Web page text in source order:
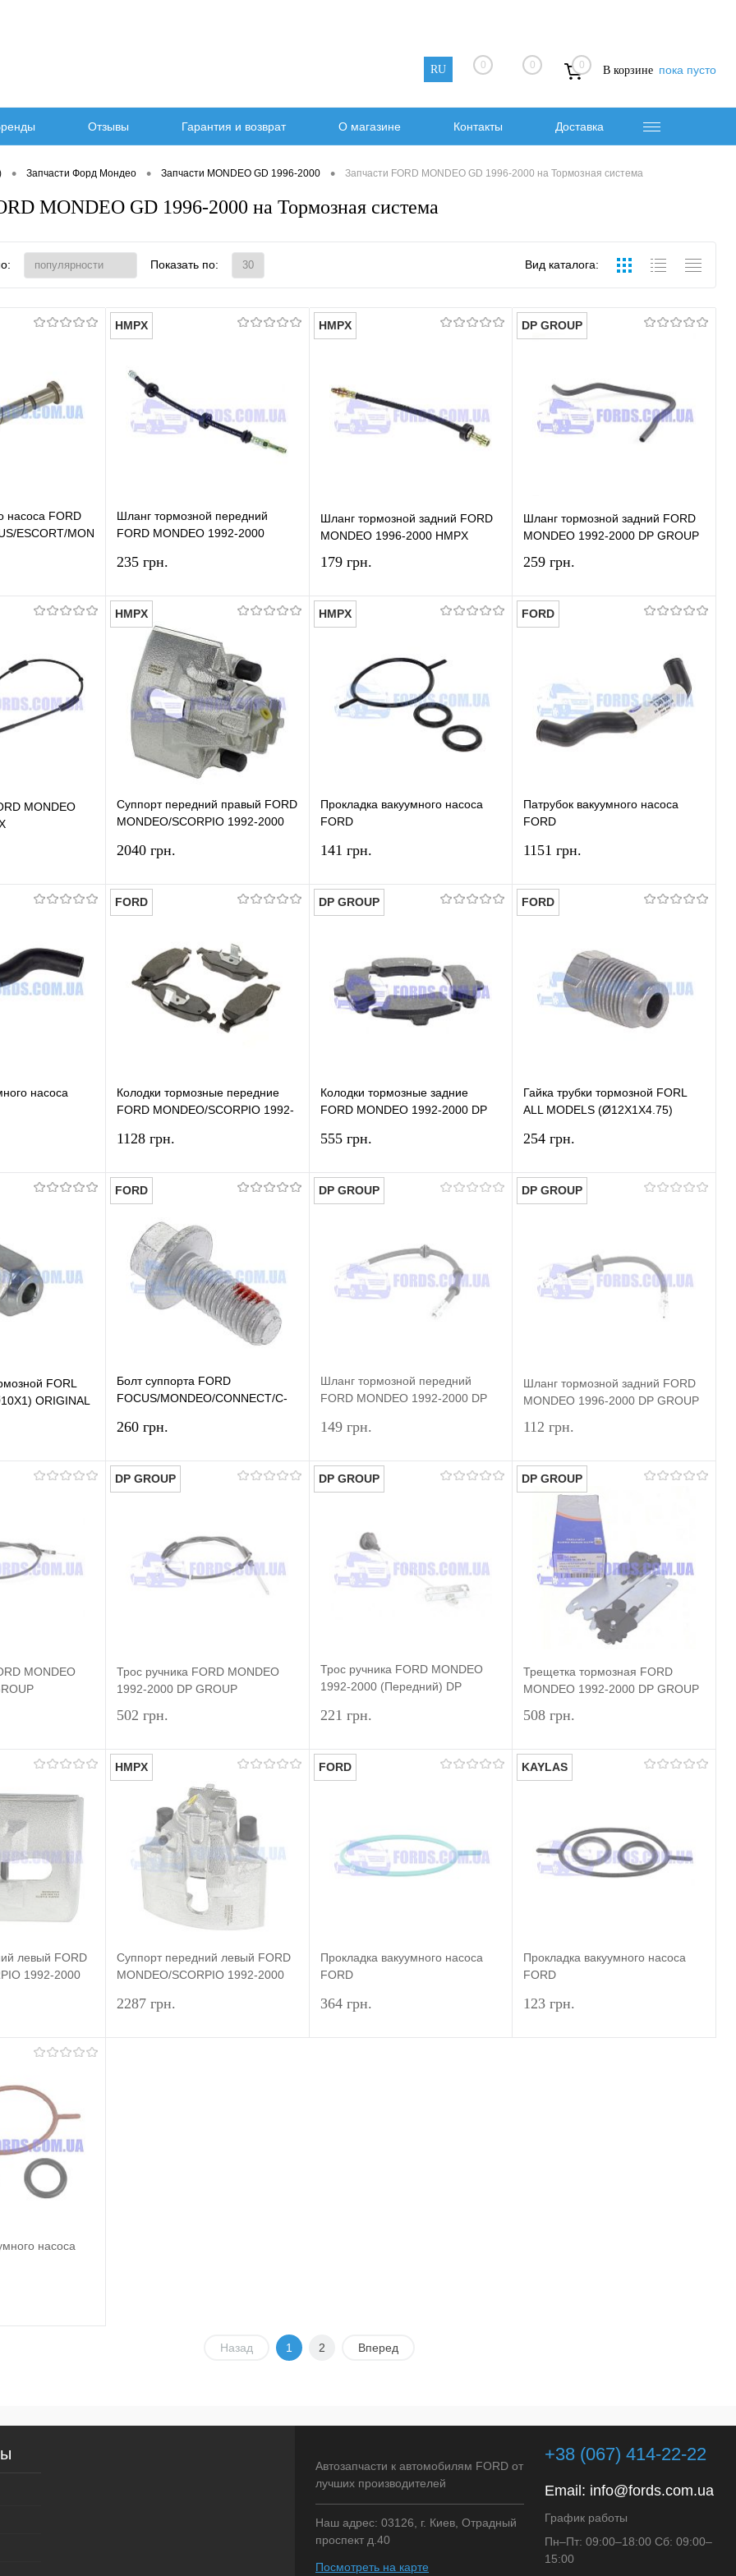
RU 0 0 0 В корзине пока пусто
Отзывы Гарантия и возврат О магазине Контакты Доставка
• Запчасти Форд Мондео • Запчасти MONDEO GD 1996-2000 • Запчасти FORD MONDEO GD 1996-2000 на Тормозная система
MONDEO GD 1996-2000 на Тормозная система
Показать по: Вид каталога:
насоса FORD
ESCORT/MONDEO/FIESTA
Сравнение
В наличии
HMPX
Шланг тормозной передний
FORD MONDEO 1992-2000
235 грн.
Купить в 1 клик Сравнение
В избранное В наличии
HMPX
Шланг тормозной задний FORD
MONDEO 1996-2000 HMPX
179 грн.
Купить в 1 клик
В избранное В наличии
DP GROUP
Шланг тормозной задний FORD
MONDEO 1992-2000 DP GROUP
259 грн.
Сравнение
В избранное В наличии
MONDEO
Сравнение
В наличии
HMPX
Суппорт передний правый FORD
MONDEO/SCORPIO 1992-2000
2040 грн.
Купить в 1 клик Сравнение
В избранное В наличии
HMPX
Прокладка вакуумного насоса
FORD
2002-2013 (1.8TDCI SET) HMPX
141 грн.
Купить в 1 клик Сравнение
В избранное В наличии
FORD
Патрубок вакуумного насоса
FORD
1993-2001 (1.8TDCi) ORIGINAL
1151 грн.
Купить в 1 клик
В избранное В наличии
насоса
ONKA
В наличии
FORD
Колодки тормозные передние
FORD MONDEO/SCORPIO 1992-
1128 грн.
Купить в 1 клик
В избранное В наличии
DP GROUP
Колодки тормозные задние
FORD MONDEO 1992-2000 DP
555 грн.
Купить в 1 клик Сравнение
В избранное В наличии
FORD
Гайка трубки тормозной FORL
ALL MODELS (Ø12X1X4.75)
254 грн.
В избранное В наличии
FORL
ORIGINAL
В наличии
FORD
Болт суппорта FORD
FOCUS/MONDEO/CONNECT/C-
ORIGINAL
260 грн.
Купить в 1 клик Сравнение
В избранное В наличии
DP GROUP
Шланг тормозной передний
FORD MONDEO 1992-2000 DP
149 грн.
Купить в 1 клик
В избранное Недоступно
DP GROUP
Шланг тормозной задний FORD
MONDEO 1996-2000 DP GROUP
112 грн.
Купить в 1 клик
В избранное Недоступно
MONDEO
Сравнение
Недоступно
DP GROUP
Трос ручника FORD MONDEO
1992-2000 DP GROUP
502 грн.
Купить в 1 клик Сравнение
В избранное Недоступно
DP GROUP
Трос ручника FORD MONDEO
1992-2000 (Передний) DP
221 грн.
В избранное Недоступно
DP GROUP
Трещетка тормозная FORD
MONDEO 1992-2000 DP GROUP
508 грн.
Купить в 1 клик
В избранное Недоступно
левый FORD
1992-2000
Сравнение
Недоступно
HMPX
Суппорт передний левый FORD
MONDEO/SCORPIO 1992-2000
2287 грн.
FORD
Прокладка вакуумного насоса
FORD
2002-2013 (1.8TDCI) ORIGINAL
364 грн.
KAYLAS
Прокладка вакуумного насоса
FORD
2002-2013 (1.8TDCI SET) KAYLAS
123 грн.
насоса
SET) DP
Назад 1 2 Вперед
Автозапчасти к автомобилям FORD от
лучших производителей
Наш адрес: 03126, г. Киев, Отрадный
проспект д.40
Посмотреть на карте
+38 (067) 414-22-22
Email: info@fords.com.ua
График работы
Пн–Пт: 09:00–18:00 Сб: 09:00–
15:00